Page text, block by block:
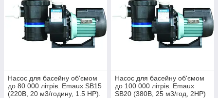
Насос для басейну об'ємом
до 80 000 літрів. Emaux SB15
(220В, 20 м3/годину, 1.5 HP).
Насос для басейну об'ємом
до 100 000 літрів. Emaux
SB20 (380В, 25 м3/год, 2HP)